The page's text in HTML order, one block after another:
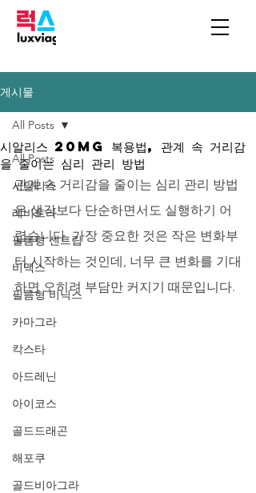
게시물
All Posts
시알리스
레비트라
필름형 센트립
비맥스
필름형 비닉스
카마그라
칵스타
아드레닌
아이코스
골드드래곤
해포쿠
골드비아그라
All Posts
시알리스 20mg 복용법, 관계 속 거리감
을 줄이는 심리 관리 방법
관계 속 거리감을 줄이는 심리 관리 방법
은 생각보다 단순하면서도 실행하기 어
렵습니다. 가장 중요한 것은 작은 변화부
터 시작하는 것인데, 너무 큰 변화를 기대
하면 오히려 부담만 커지기 때문입니다.